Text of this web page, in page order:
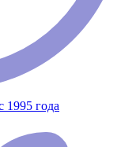
1995 года